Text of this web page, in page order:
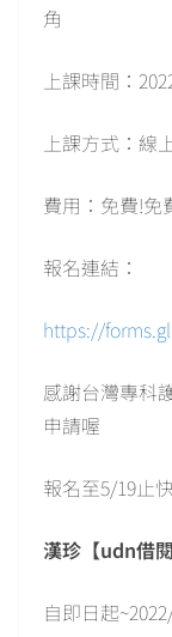
角
上課時間：
上課方式：線
費用：免費!免
報名連結：
https://
感謝台灣專科
申請喔
報名至5/19止
漢珍【udn借
自即日起